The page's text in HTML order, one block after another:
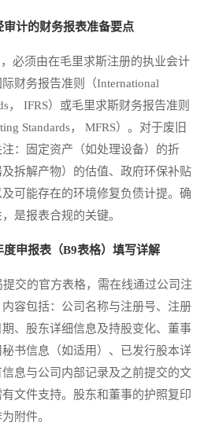
审计的财务报表准备要点
须由在毛里求斯注册的执业会计
财务报告准则（International
， IFRS）或毛里求斯财务报告准则
Standards， MFRS）。对于废旧
：固定资产（如处理设备）的折
拆解产物）的估值、政府环保补贴
可能存在的环境修复负债计提。确
是报表合规的关键。
申报表（B9表格）填写详解
交的官方表格，需在线通过公司注
容包括：公司名称与注册号、注册
、股东详细信息及持股变化、董事
书信息（如适用）、已发行股本详
息与公司内部记录及之前提交的文
文件支持。股东和董事的护照复印
附件。